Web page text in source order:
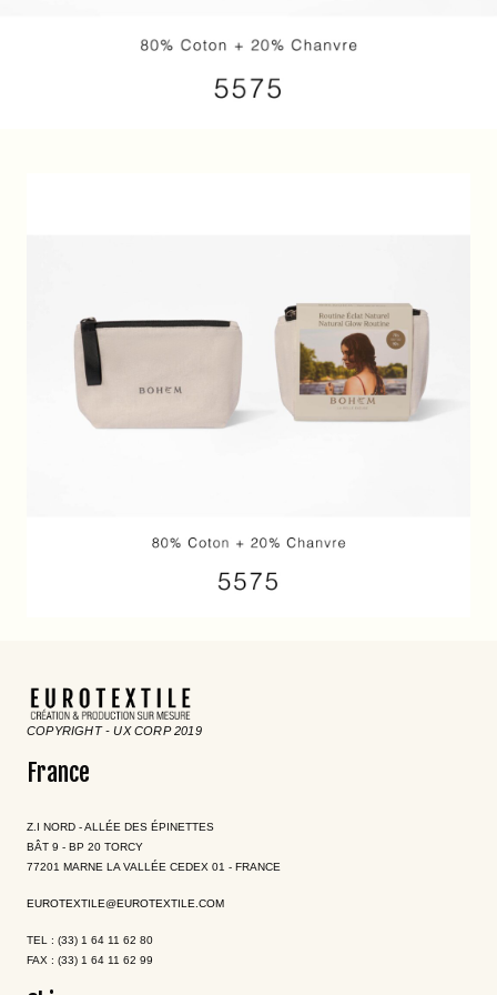
COPYRIGHT - UX CORP 2019
France
Z.I NORD - ALLÉE DES ÉPINETTES
BÂT 9 - BP 20 TORCY
77201 MARNE LA VALLÉE CEDEX 01 - FRANCE
EUROTEXTILE@EUROTEXTILE.COM
TEL : (33) 1 64 11 62 80
FAX : (33) 1 64 11 62 99